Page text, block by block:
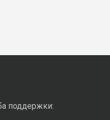
поддержки: